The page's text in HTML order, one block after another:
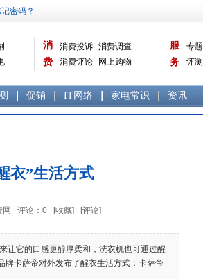
消
费
消费投诉 消费调查
消费评论
网上购物
曝光台 品牌关注
服
务
专题
评测
促销 IT网络 家电常识 资讯
衣”生活方式
评论： 0 [收藏] [评论]
它的口感更醇厚柔和，洗衣机也可通过醒
卡萨帝对外发布了醒衣生活方式：卡萨帝